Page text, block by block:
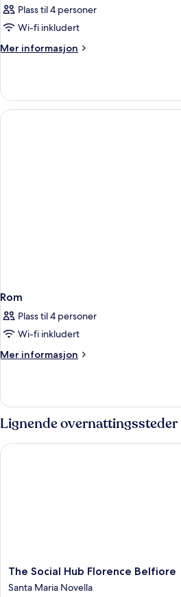
Plass til 4 personer
Wi-fi inkludert
Mer informasjon
Mer
Rom
Plass til 4 personer
Wi-fi inkludert
Mer informasjon
Mer
Lignende overnattingssteder
The
Social
Hub
The Social Hub Florence Belfiore
Santa Maria Novella
The Social Hub Florence Belfiore